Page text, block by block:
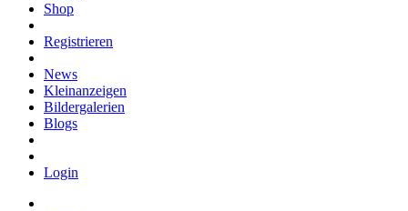
Shop
Registrieren
News
Kleinanzeigen
Bildergalerien
Blogs
Login